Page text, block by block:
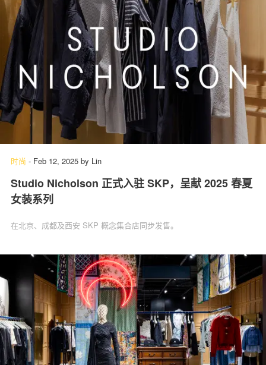
时尚 - Feb 12, 2025 by Lin
Studio Nicholson 正式入驻 SKP，呈献 2025 春夏
女装系列
在北京、成都及西安 SKP 概念集合店同步发售。